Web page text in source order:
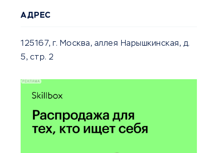
АДРЕС
125167, г. Москва, аллея Нарышкинская, д.
5, стр. 2